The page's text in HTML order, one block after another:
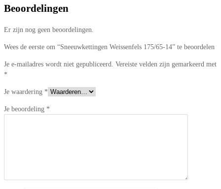
Beoordelingen
Er zijn nog geen beoordelingen.
Wees de eerste om “Sneeuwkettingen Weissenfels 175/65-14” te beoordelen
Je e-mailadres wordt niet gepubliceerd. Vereiste velden zijn gemarkeerd met
*
Je waardering *
Je beoordeling *